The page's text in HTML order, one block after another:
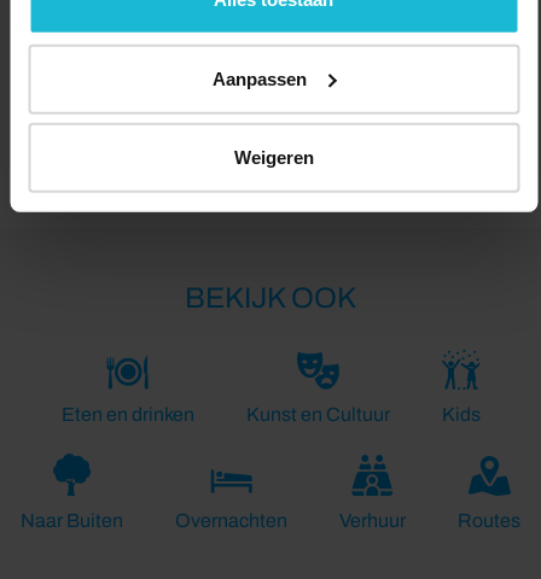
Aanpassen
Weigeren
Lengte:
BEKIJK OOK
Eten en drinken Kunst en Cultuur Kids
Naar Buiten Overnachten Verhuur Routes